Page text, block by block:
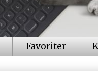
Favoriter